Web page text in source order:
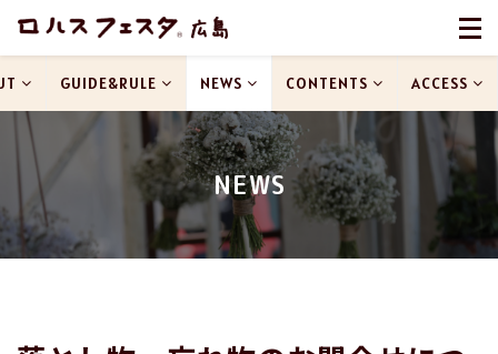
NEWS
GUIDE&RULE NEWS CONTENTS ACCESS